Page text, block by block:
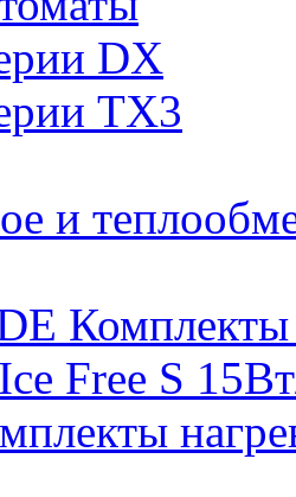
DX
TX3
и
Комплекты
Free S